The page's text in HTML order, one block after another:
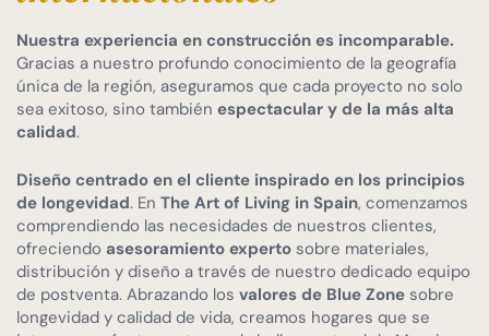
Nuestra experiencia en construcción es incomparable.
Gracias a nuestro profundo conocimiento de la geografía
única de la región, aseguramos que cada proyecto no solo
sea exitoso, sino también espectacular y de la más alta
calidad.
Diseño centrado en el cliente inspirado en los principios
de longevidad. En The Art of Living in Spain, comenzamos
comprendiendo las necesidades de nuestros clientes,
ofreciendo asesoramiento experto sobre materiales,
distribución y diseño a través de nuestro dedicado equipo
de postventa. Abrazando los valores de Blue Zone sobre
longevidad y calidad de vida, creamos hogares que se